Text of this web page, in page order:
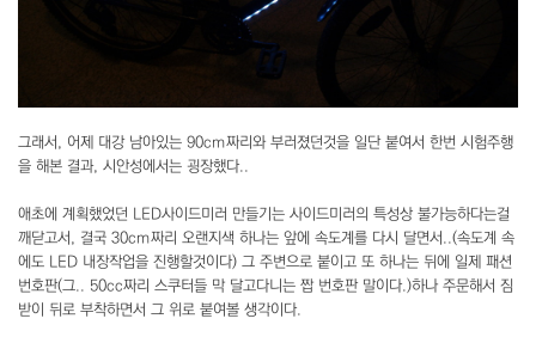
그래서, 어제 대강 남아있는 90cm짜리와 부러졌던것을 일단 붙여서 한번 시험주행
을 해본 결과, 시안성에서는 굉장했다..
애초에 계획했었던 LED사이드미러 만들기는 사이드미러의 특성상 불가능하다는걸
깨닫고서, 결국 30cm짜리 오랜지색 하나는 앞에 속도계를 다시 달면서..(속도계 속
에도 LED 내장작업을 진행할것이다) 그 주변으로 붙이고 또 하나는 뒤에 일제 패션
번호판(그.. 50cc짜리 스쿠터들 막 달고다니는 짭 번호판 말이다.)하나 주문해서 짐
받이 뒤로 부착하면서 그 위로 붙여볼 생각이다.